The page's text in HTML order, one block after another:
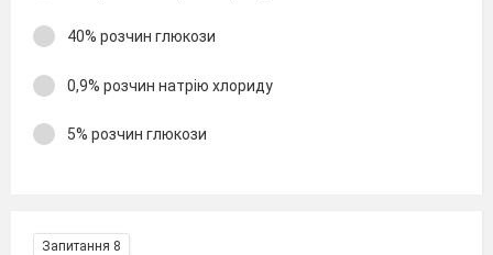
40% розчин глюкози
0,9% розчин натрію хлориду
5% розчин глюкози
Запитання 8